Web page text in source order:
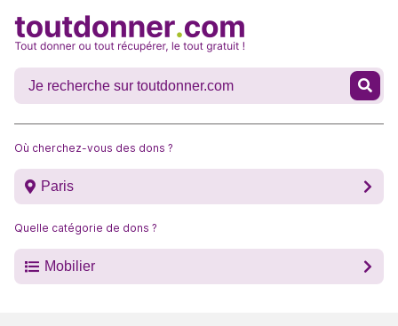
Où cherchez-vous des dons ?
Paris
Quelle catégorie de dons ?
Mobilier